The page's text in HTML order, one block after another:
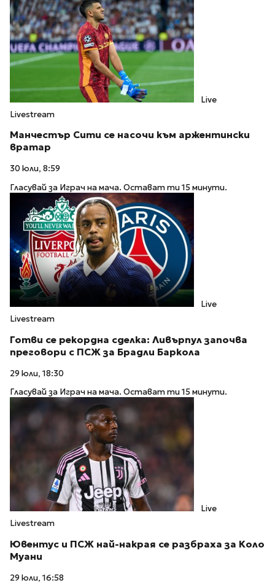
Live
Livestream
Манчестър Сити се насочи към аржентински
вратар
30 юли, 8:59
Гласувай за Играч на мача. Остават ти 15 минути.
Live
Livestream
Готви се рекордна сделка: Ливърпул започва
преговори с ПСЖ за Брадли Баркола
29 юли, 18:30
Гласувай за Играч на мача. Остават ти 15 минути.
Live
Livestream
Ювентус и ПСЖ най-накрая се разбраха за Коло
Муани
29 юли, 16:58